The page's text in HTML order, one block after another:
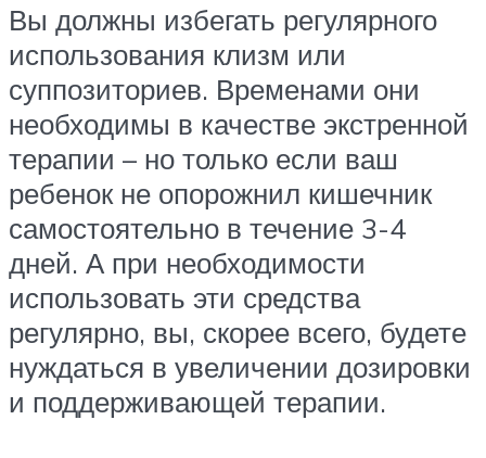
Вы должны избегать регулярного
использования клизм или
суппозиториев. Временами они
необходимы в качестве экстренной
терапии – но только если ваш
ребенок не опорожнил кишечник
самостоятельно в течение 3-4
дней. А при необходимости
использовать эти средства
регулярно, вы, скорее всего, будете
нуждаться в увеличении дозировки
и поддерживающей терапии.